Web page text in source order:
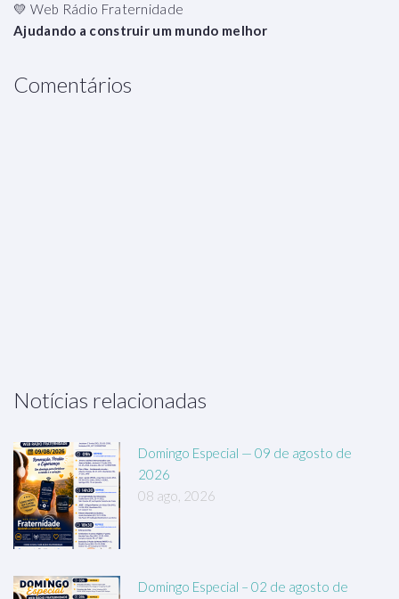
💛 Web Rádio Fraternidade
Ajudando a construir um mundo melhor
Comentários
Notícias relacionadas
Domingo Especial — 09 de agosto de
2026
08 ago, 2026
Domingo Especial – 02 de agosto de